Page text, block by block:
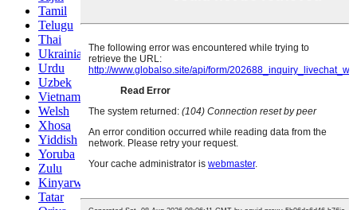
Tamil
Telugu
Thai
Ukrainian
Urdu
Uzbek
Vietnamese
Welsh
Xhosa
Yiddish
Yoruba
Zulu
Kinyarwanda
Tatar